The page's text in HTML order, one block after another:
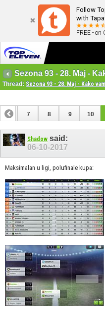
Follow
with
FREE - on
Sezona 93 - 28. Maj -
Thread: Sezona 93 - 28. Maj - Kako
6 7 8 9 10
22
Shadow said:
06-10-2017
Maksimalan u ligi, polufinale kupa: